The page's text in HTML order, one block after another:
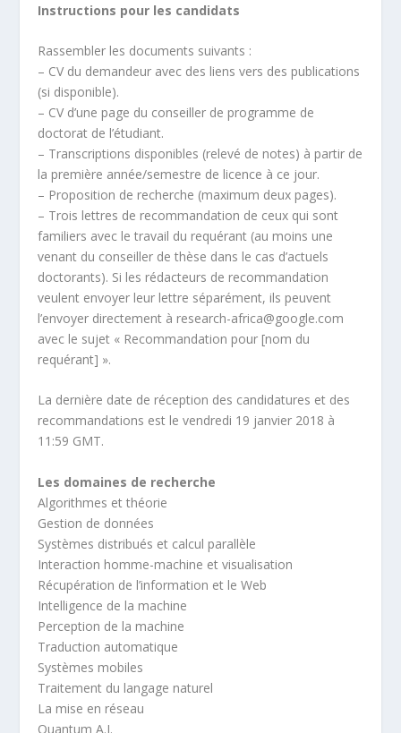
Instructions pour les candidats
Rassembler les documents suivants :
– CV du demandeur avec des liens vers des publications
(si disponible).
– CV d’une page du conseiller de programme de
doctorat de l’étudiant.
– Transcriptions disponibles (relevé de notes) à partir de
la première année/semestre de licence à ce jour.
– Proposition de recherche (maximum deux pages).
– Trois lettres de recommandation de ceux qui sont
familiers avec le travail du requérant (au moins une
venant du conseiller de thèse dans le cas d’actuels
doctorants). Si les rédacteurs de recommandation
veulent envoyer leur lettre séparément, ils peuvent
l’envoyer directement à research-africa@google.com
avec le sujet « Recommandation pour [nom du
requérant] ».
La dernière date de réception des candidatures et des
recommandations est le vendredi 19 janvier 2018 à
11:59 GMT.
Les domaines de recherche
Algorithmes et théorie
Gestion de données
Systèmes distribués et calcul parallèle
Interaction homme-machine et visualisation
Récupération de l’information et le Web
Intelligence de la machine
Perception de la machine
Traduction automatique
Systèmes mobiles
Traitement du langage naturel
La mise en réseau
Quantum A.I.